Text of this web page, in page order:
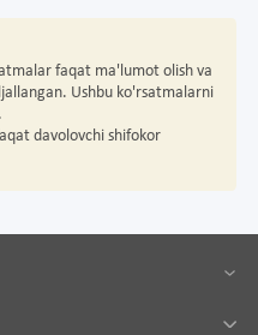
faqat ma'lumot olish va
Ushbu ko'rsatmalarni
davolovchi shifokor